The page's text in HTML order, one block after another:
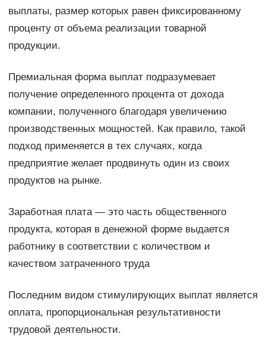
выплаты, размер которых равен фиксированному
проценту от объема реализации товарной
продукции.
Премиальная форма выплат подразумевает
получение определенного процента от дохода
компании, полученного благодаря увеличению
производственных мощностей. Как правило, такой
подход применяется в тех случаях, когда
предприятие желает продвинуть один из своих
продуктов на рынке.
Заработная плата — это часть общественного
продукта, которая в денежной форме выдается
работнику в соответствии с количеством и
качеством затраченного труда
Последним видом стимулирующих выплат является
оплата, пропорциональная результативности
трудовой деятельности.